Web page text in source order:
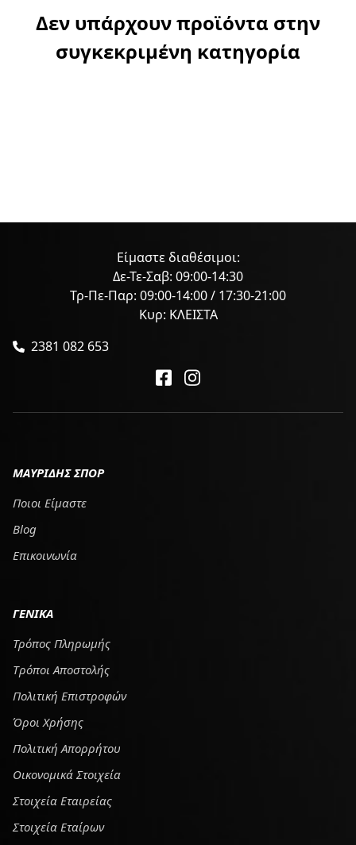
Δεν υπάρχουν προϊόντα στην
συγκεκριμένη κατηγορία
Είμαστε διαθέσιμοι:
Δε-Τε-Σαβ: 09:00-14:30
Τρ-Πε-Παρ: 09:00-14:00 / 17:30-21:00
Κυρ: ΚΛΕΙΣΤΑ
2381 082 653
ΜΑΥΡΙΔΗΣ ΣΠΟΡ
Ποιοι Είμαστε
Blog
Επικοινωνία
ΓΕΝΙΚΑ
Τρόπος Πληρωμής
Tρόποι Αποστολής
Πολιτική Επιστροφών
Όροι Χρήσης
Πολιτική Απορρήτου
Οικονομικά Στοιχεία
Στοιχεία Εταιρείας
Στοιχεία Εταίρων